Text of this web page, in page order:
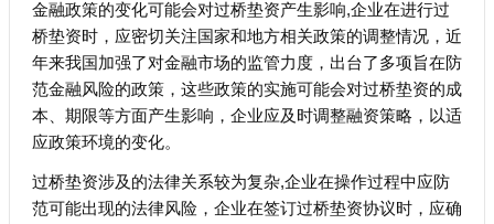
金融政策的变化可能会对过桥垫资产生影响,企业在进行过
桥垫资时，应密切关注国家和地方相关政策的调整情况，近
年来我国加强了对金融市场的监管力度，出台了多项旨在防
范金融风险的政策，这些政策的实施可能会对过桥垫资的成
本、期限等方面产生影响，企业应及时调整融资策略，以适
应政策环境的变化。
过桥垫资涉及的法律关系较为复杂,企业在操作过程中应防
范可能出现的法律风险，企业在签订过桥垫资协议时，应确